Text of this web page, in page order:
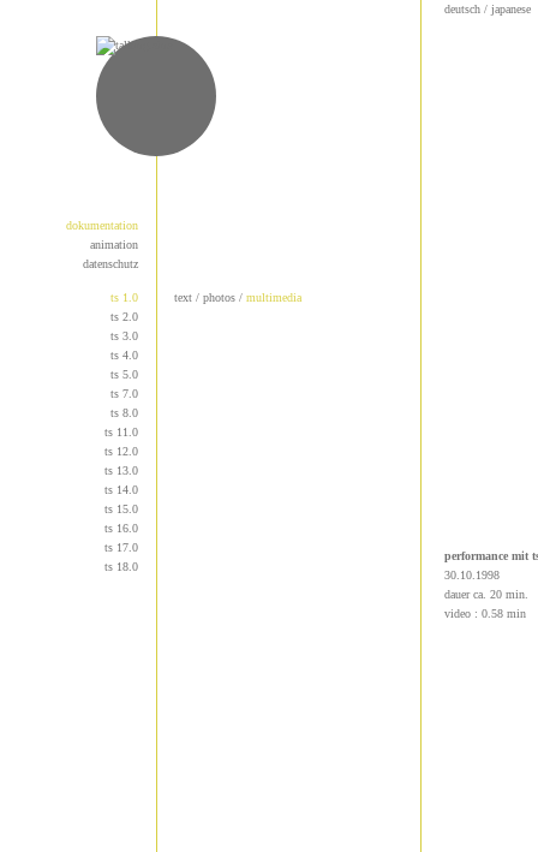
dokumentation
animation
datenschutz
ts 1.0
ts 2.0
ts 3.0
ts 4.0
ts 5.0
ts 7.0
ts 8.0
ts 11.0
ts 12.0
ts 13.0
ts 14.0
ts 15.0
ts 16.0
ts 17.0
ts 18.0
text / photos / multimedia
deutsch / japanese
performance mit
30.10.1998
dauer ca. 20 min.
video : 0.58 min